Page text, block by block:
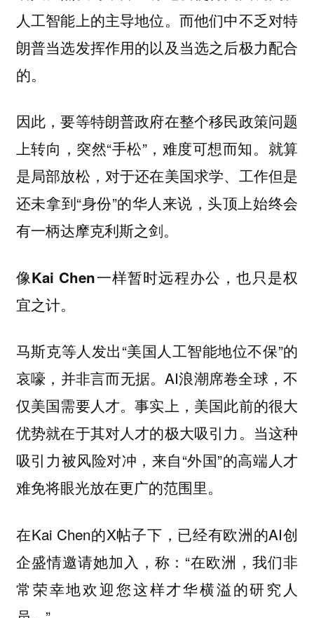
人工智能上的主导地位。而他们中不乏对特
朗普当选发挥作用的以及当选之后极力配合
的。
因此，要等特朗普政府在整个移民政策问题
上转向，突然“手松”，难度可想而知。就算
是局部放松，对于还在美国求学、工作但是
还未拿到“身份”的华人来说，头顶上始终会
有一柄达摩克利斯之剑。
像Kai Chen一样暂时远程办公，也只是权
宜之计。
马斯克等人发出“美国人工智能地位不保”的
哀嚎，并非言而无据。AI浪潮席卷全球，不
仅美国需要人才。事实上，美国此前的很大
优势就在于其对人才的极大吸引力。当这种
吸引力被风险对冲，来自“外国”的高端人才
难免将眼光放在更广的范围里。
在Kai Chen的X帖子下，已经有欧洲的AI创
企盛情邀请她加入，称：“在欧洲，我们非
常荣幸地欢迎您这样才华横溢的研究人